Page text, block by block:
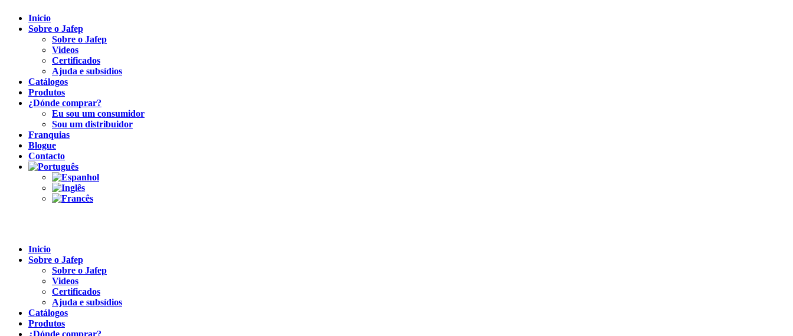
Inicio
Sobre o Jafep
Sobre o Jafep
Videos
Certificados
Ajuda e subsídios
Catálogos
Produtos
¿Dónde comprar?
Eu sou um consumidor
Sou um distribuidor
Franquias
Blogue
Contacto
Inicio
Sobre o Jafep
Sobre o Jafep
Videos
Certificados
Ajuda e subsídios
Catálogos
Produtos
¿Dónde comprar?